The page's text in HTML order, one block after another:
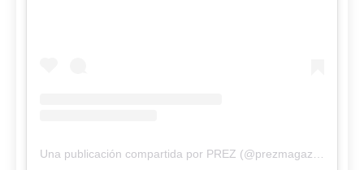
Una publicación compartida por PREZ (@prezmagazine)